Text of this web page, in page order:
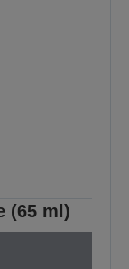
(65 ml)